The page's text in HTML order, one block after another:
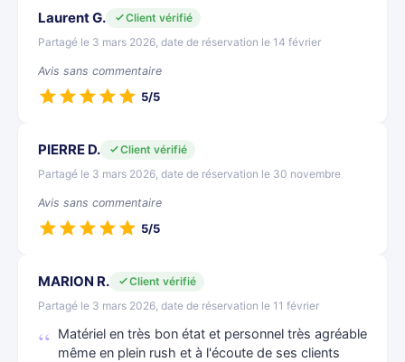
Laurent G.
Client vérifié
Partagé le 3 mars 2026, date de réservation le 14 février
Avis sans commentaire
5/5
PIERRE D.
Client vérifié
Partagé le 3 mars 2026, date de réservation le 30 novembre
Avis sans commentaire
5/5
MARION R.
Client vérifié
Partagé le 3 mars 2026, date de réservation le 11 février
Matériel en très bon état et personnel très agréable
même en plein rush et à l'écoute de ses clients